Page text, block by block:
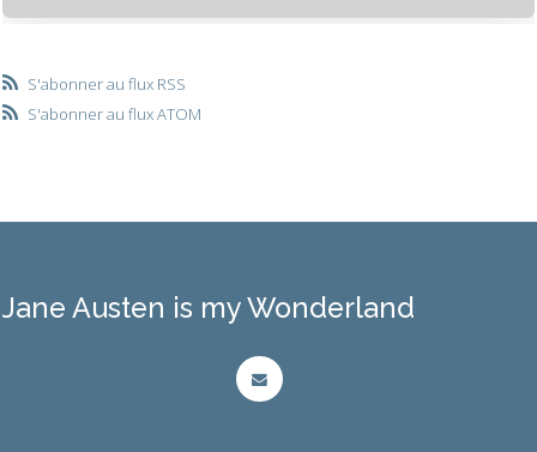
S'abonner au flux RSS
S'abonner au flux ATOM
Jane Austen is my Wonderland